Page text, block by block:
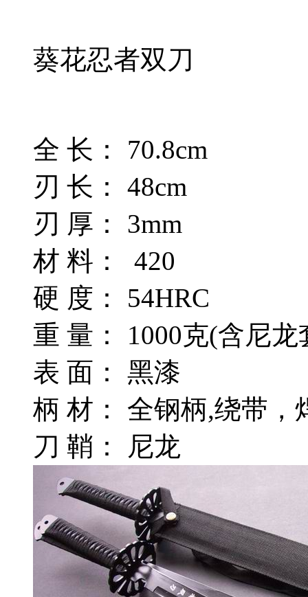
葵花忍者双刀
全 长： 70.8cm
刃 长： 48cm
刃 厚： 3mm
材 料： 420
硬 度： 54HRC
重 量： 1000克(含尼
表 面： 黑漆
柄 材： 全钢柄,绕带
刀 鞘： 尼龙